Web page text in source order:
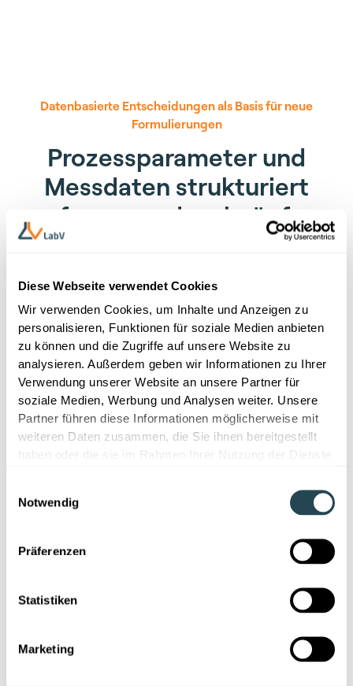
Diese Webseite verwendet Cookies
Wir verwenden Cookies, um Inhalte und Anzeigen zu
personalisieren, Funktionen für soziale Medien anbieten
zu können und die Zugriffe auf unsere Website zu
analysieren. Außerdem geben wir Informationen zu Ihrer
Verwendung unserer Website an unsere Partner für
soziale Medien, Werbung und Analysen weiter. Unsere
Partner führen diese Informationen möglicherweise mit
weiteren Daten zusammen, die Sie ihnen bereitgestellt
haben oder die sie im Rahmen Ihrer Nutzung der Dienste
Notwendig
Präferenzen
Statistiken
Marketing
Datenbasierte Entscheidungen als Basis für neue
Formulierungen
Prozessparameter und
Messdaten strukturiert
erfassen und verknüpfen
auswertbar sind, müssen Prozessparameter, Messdaten
und Prüfergebnisse von Anfang an verknüpft erfasst
werden. LabV strukturiert diese Daten so, dass der
Zusammenhang zwischen Formulierungsentscheidung
und Testergebnis jederzeit nachvollziehbar bleibt.